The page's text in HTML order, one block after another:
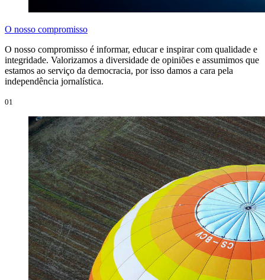
O nosso compromisso
O nosso compromisso é informar, educar e inspirar com qualidade e
integridade. Valorizamos a diversidade de opiniões e assumimos que
estamos ao serviço da democracia, por isso damos a cara pela
independência jornalística.
01